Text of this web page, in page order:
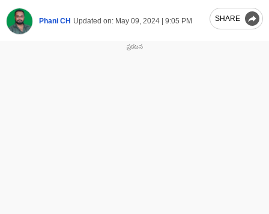
seconds
Phani CH Updated on: May 09, 2024 | 9:05 PM SHARE